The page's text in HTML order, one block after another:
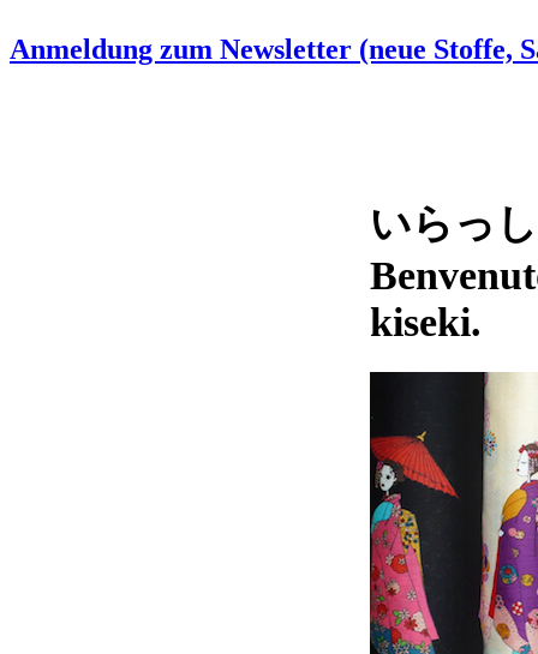
Anmeldung zum Newsletter (neue Stoffe,
いらっ
kiseki.